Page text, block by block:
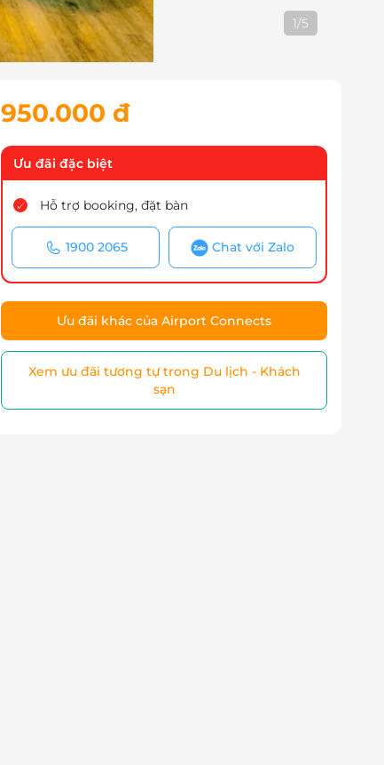
1/5
950.000 đ
Ưu đãi đặc biệt
Hỗ trợ booking, đặt bàn
1900 2065 Chat với Zalo
Ưu đãi khác của Airport Connects
Xem ưu đãi tương tự trong Du lịch - Khách
sạn